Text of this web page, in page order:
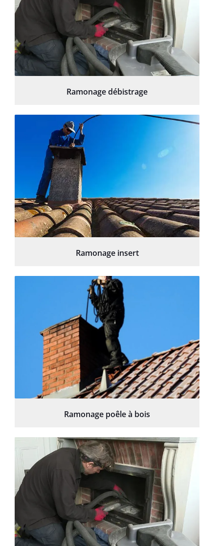
Ramonage débistrage
Ramonage insert
Ramonage poêle à bois